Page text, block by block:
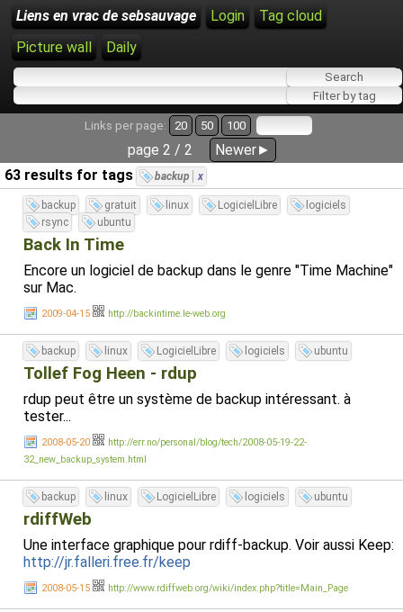
Liens en vrac de sebsauvage Login
Tag cloud
Picture wall
Daily
Links per page: 20 50 100
page 2 / 2
Newer►
63 results for tags
backup x
backup gratuit linux LogicielLibre
logiciels
rsync
ubuntu
Back In Time
Encore un logiciel de backup dans le genre "Time Machine"
sur Mac.
2009-04-15 http://backintime.le-web.org
backup linux LogicielLibre logiciels ubuntu
Tollef Fog Heen - rdup
rdup peut être un système de backup intéressant. à
tester...
2008-05-20
http://err.no/personal/blog/tech/2008-05-19-22-
32_new_backup_system.html
backup linux LogicielLibre logiciels ubuntu
rdiffWeb
Une interface graphique pour rdiff-backup. Voir aussi Keep:
http://jr.falleri.free.fr/keep
2008-05-15 http://www.rdiffweb.org/wiki/index.php?title=Main_Page